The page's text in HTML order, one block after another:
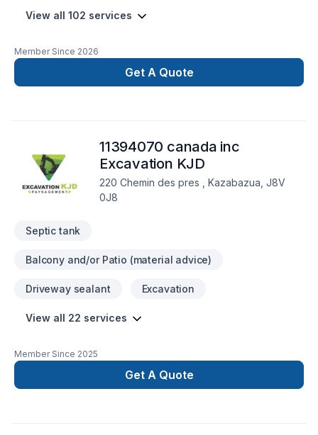
View all 102 services
Member Since 2026
Get A Quote
11394070 canada inc
Excavation KJD
220 Chemin des pres , Kazabazua, J8V
0J8
Septic tank
Balcony and/or Patio (material advice)
Driveway sealant Excavation
View all 22 services
Member Since 2025
Get A Quote